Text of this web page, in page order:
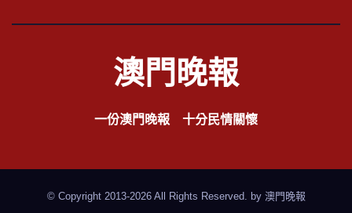
澳門晚報
一份澳門晚報 十分民情關懷
© Copyright 2013-2026 All Rights Reserved. by 澳門晚報